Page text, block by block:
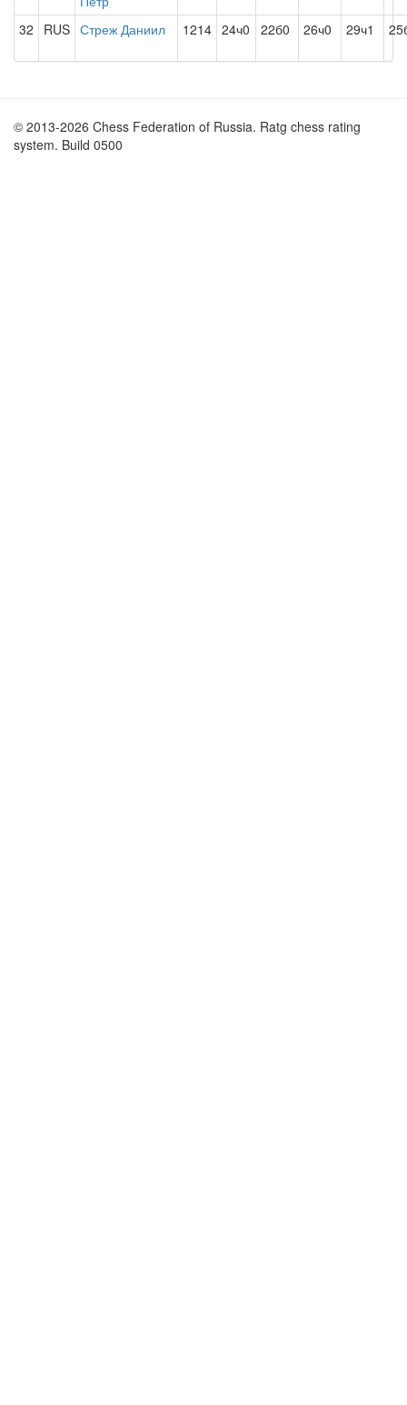
32
RUS Стреж Даниил 1214 24ч0 22б0 26ч0 29ч1
© 2013-2026 Chess Federation of Russia. Ratg chess rating
system. Build 0500